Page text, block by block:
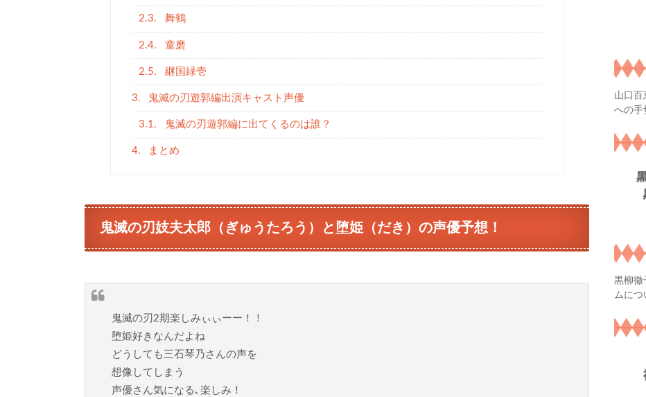
2.3. 舞鶴
2.4. 童磨
2.5. 継国緑壱
3. 鬼滅の刃遊郭編出演キャスト声優
3.1. 鬼滅の刃遊郭編に出てくるのは誰？
4. まとめ
鬼滅の刃妓夫太郎（ぎゅうたろう）と堕姫（だき）の声優予想！
鬼滅の刃2期楽しみぃぃーー！！
堕姫好きなんだよね
どうしても三石琴乃さんの声を
想像してしまう
声優さん気になる､楽しみ！
山口百
への手
黒柳徹
ムにつ